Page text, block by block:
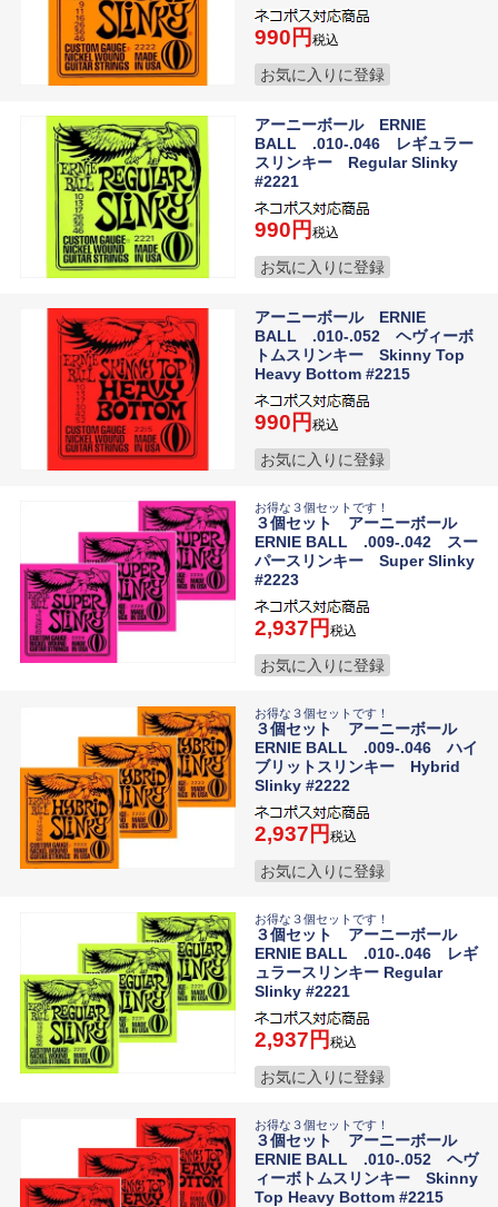
990 税込
お気に入りに登録
アーニーボール ERNIE
BALL .010-.046 レギュラー
スリンキー Regular Slinky
#2221
990 税込
お気に入りに登録
アーニーボール ERNIE
BALL .010-.052 ヘヴィーボ
トムスリンキー Skinny Top
Heavy Bottom #2215
990 税込
お気に入りに登録
お得な３個セットです！
３個セット アーニーボール
ERNIE BALL .009-.042 スー
パースリンキー Super Slinky
#2223
2,937 税込
お気に入りに登録
お得な３個セットです！
３個セット アーニーボール
ERNIE BALL .009-.046 ハイ
ブリットスリンキー Hybrid
Slinky #2222
2,937 税込
お気に入りに登録
お得な３個セットです！
３個セット アーニーボール
ERNIE BALL .010-.046 レギ
ュラースリンキー Regular
Slinky #2221
2,937 税込
お気に入りに登録
お得な３個セットです！
３個セット アーニーボール
ERNIE BALL .010-.052 ヘヴ
ィーボトムスリンキー Skinny
Top Heavy Bottom #2215